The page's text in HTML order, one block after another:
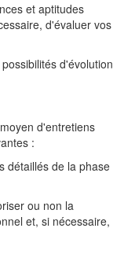
et aptitudes
d'évaluer vos
d'évolution
d'entretiens
:
détaillés de la phase
ou non la
et, si nécessaire,